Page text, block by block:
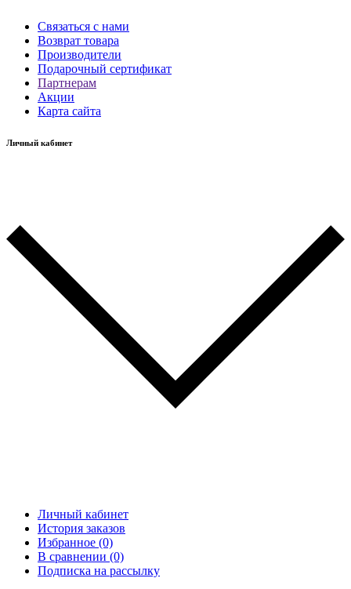
Связаться с нами
Возврат товара
Производители
Подарочный сертификат
Партнерам
Акции
Карта сайта
Личный кабинет
Личный кабинет
История заказов
Избранное (0)
В сравнении (0)
Подписка на рассылку